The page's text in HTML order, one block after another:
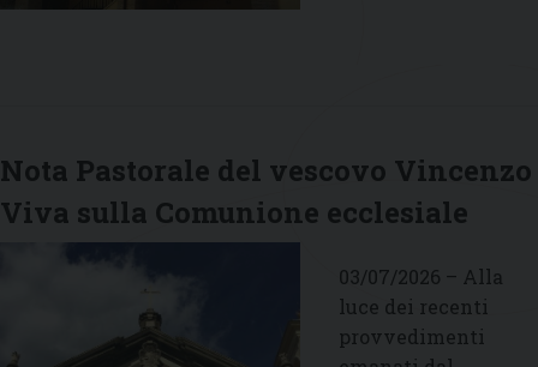
onore
XIV»
Nota Pastorale del vescovo Vincenzo
Viva sulla Comunione ecclesiale
03/07/2026 – Alla
luce dei recenti
provvedimenti